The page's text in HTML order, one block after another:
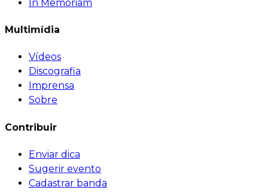
In Memoriam
Multimídia
Vídeos
Discografia
Imprensa
Sobre
Contribuir
Enviar dica
Sugerir evento
Cadastrar banda